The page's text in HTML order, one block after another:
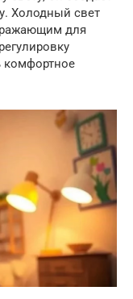
Холодный свет
для
комфортное